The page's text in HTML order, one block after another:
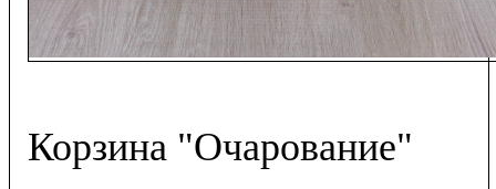
Корзина "Очарование"